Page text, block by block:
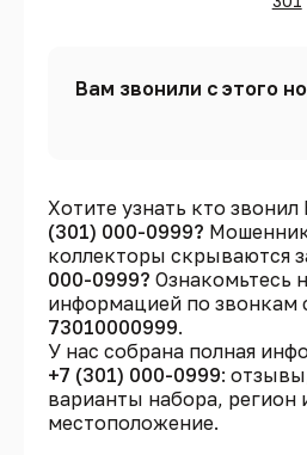
Вам звонили с этого
Хотите узнать кто
(301) 000-0999?
коллекторы скрываются
000-0999? Ознакомьтесь
информацией по звонкам
73010000999.
У нас собрана полная
+7 (301) 000-0999:
варианты набора, регион
местоположение.